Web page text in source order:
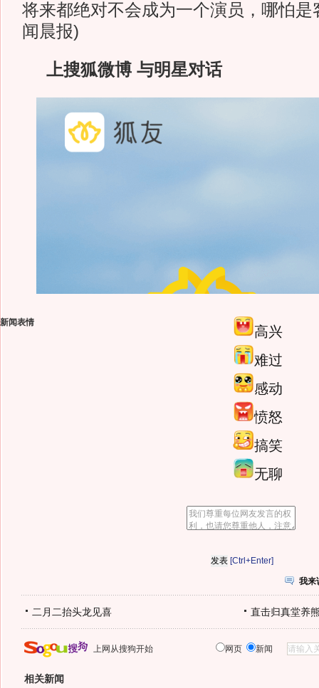
将来都绝对不会成为一个演员，哪怕是
闻晨报)
上搜狐微博 与明星对话
新闻表情
高兴
难过
感动
愤怒
搞笑
无聊
[Ctrl+Enter]
我来
二月二抬头龙见喜 直击归真堂养
上网从搜狗开始 网页 新闻
相关新闻